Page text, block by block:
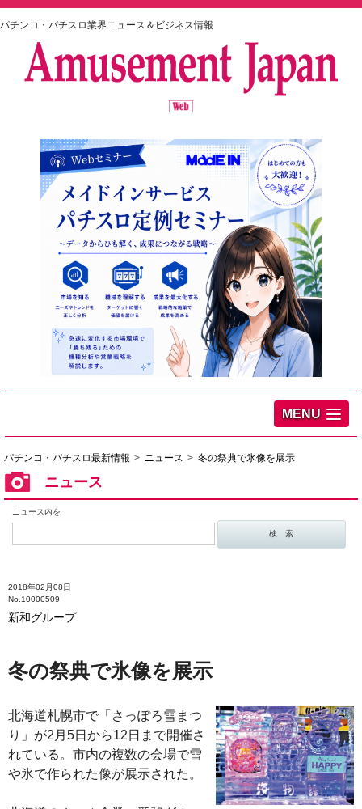
パチンコ・パチスロ業界ニュース＆ビジネス情報
MENU
パチンコ・パチスロ最新情報 ニュース 冬の祭典で氷像を展示
ニュース
ニュース内を
2018年02月08日
No.10000509
新和グループ
冬の祭典で氷像を展示
北海道札幌市で「さっぽろ雪まつ
り」が2月5日から12日まで開催さ
れている。市内の複数の会場で雪
や氷で作られた像が展示された。